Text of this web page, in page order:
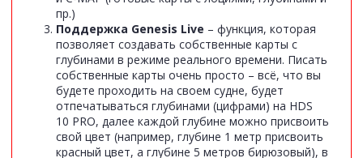
пр.)
Поддержка Genesis Live – функция, которая
позволяет создавать собственные карты с
глубинами в режиме реального времени. Писать
собственные карты очень просто – всё, что вы
будете проходить на своем судне, будет
отпечатываться глубинами (цифрами) на HDS
10 PRO, далее каждой глубине можно присвоить
свой цвет (например, глубине 1 метр присвоить
красный цвет, а глубине 5 метров бирюзовый), в